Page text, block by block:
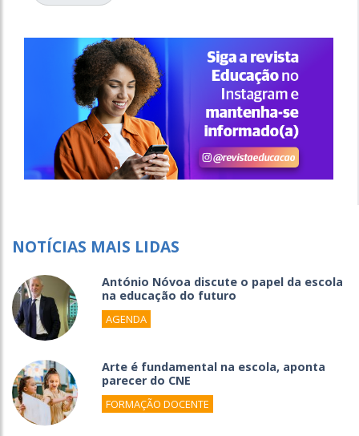
NOTÍCIAS MAIS LIDAS
António Nóvoa discute o papel da escola
na educação do futuro
AGENDA
Arte é fundamental na escola, aponta
parecer do CNE
FORMAÇÃO DOCENTE